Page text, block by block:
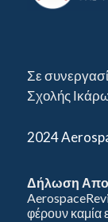
Σε
Σχολής
2024
Δήλωση
φέρουν καμία